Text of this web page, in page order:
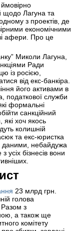
щодо Лагуна та
з проектів, де
економічними
афери. Про це
Миколи Лагуна,
Ради
із росією,
від екс-банкіра.
його активами в
податкової служби
формальні
санкційний
хоч якось
колишній
та екс-юристка
даними, небайдужа
бізнесів вони
23 млрд грн.
голова
Разом з
а також ще
комітету